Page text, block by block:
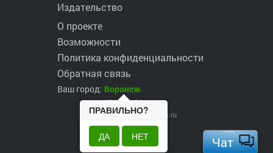
Издательство
О проекте
Возможности
Политика конфиденциальности
Обратная связь
Ваш город: Воронеж
ПРАВИЛЬНО?
ДА НЕТ
2017 ©robinzons.ru
robinzons@robinzons.ru
Чат